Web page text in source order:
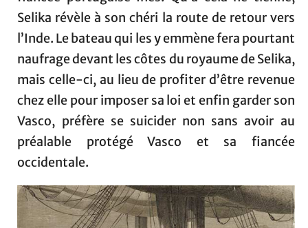
Selika révèle à son chéri la route de retour vers
l’Inde. Le bateau qui les y emmène fera pourtant
naufrage devant les côtes du royaume de Selika,
mais celle-ci, au lieu de profiter d’être revenue
chez elle pour imposer sa loi et enfin garder son
Vasco, préfère se suicider non sans avoir au
préalable protégé Vasco et sa fiancée
occidentale.